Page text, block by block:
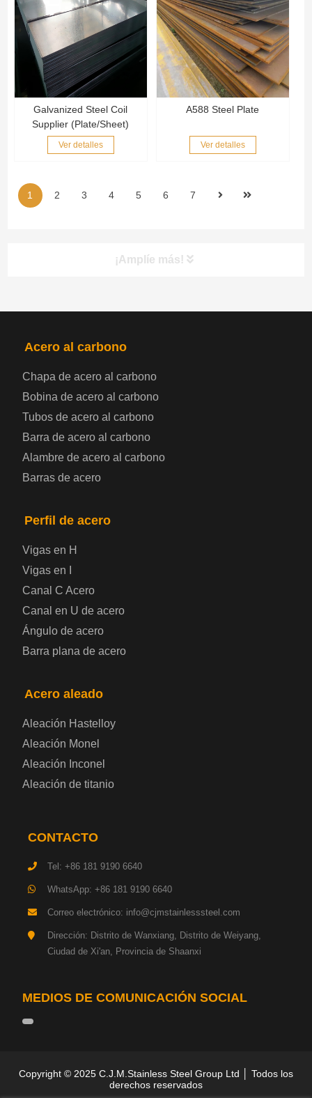
Galvanized Steel Coil
Supplier (Plate/Sheet)
Ver detalles
A588 Steel Plate
Ver detalles
1 2 3 4 5 6 7
¡Amplíe más!
Chapa de acero para automoción
Placa de acero para calderas y recipientes a
presión
Chapa de acero prelacada
Placa de acero laminado en frío
Placa de acero para cilindros de gas
Chapa de acero para herramientas
Chapa de acero resistente a los impactos
Chapa de acero estructural para maquinaria
Placa de acero para tuberías
Placa de acero para torre de transmisión
Placa de acero resistente al desgaste
Acero al carbono
Chapa de acero al carbono
Bobina de acero al carbono
Tubos de acero al carbono
Barra de acero al carbono
Alambre de acero al carbono
Barras de acero
Perfil de acero
Vigas en H
Vigas en I
Canal C Acero
Canal en U de acero
Ángulo de acero
Barra plana de acero
Acero aleado
Aleación Hastelloy
Aleación Monel
Aleación Inconel
Aleación de titanio
CONTACTO
Tel: +86 181 9190 6640
WhatsApp: +86 181 9190 6640
Correo electrónico: info@cjmstainlesssteel.com
Dirección: Distrito de Wanxiang, Distrito de Weiyang,
Ciudad de Xi'an, Provincia de Shaanxi
MEDIOS DE COMUNICACIÓN SOCIAL
Copyright © 2025 C.J.M.Stainless Steel Group Ltd │ Todos los
derechos reservados